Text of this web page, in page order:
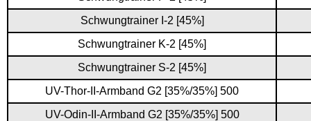
Schwungtrainer I-2 [45%]
Schwungtrainer K-2 [45%]
Schwungtrainer S-2 [45%]
UV-Thor-II-Armband G2 [35%/35%] 500
UV-Odin-II-Armband G2 [35%/35%] 500